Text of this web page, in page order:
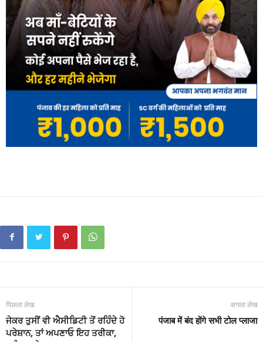
पिछला लेख
ਜੇਕਰ ਤੁਸੀਂ ਵੀ ਐਸੀਡਿਟੀ ਤੋਂ ਰਹਿੰਦੇ ਹੋ
ਪਰੇਸ਼ਾਨ, ਤਾਂ ਅਪਣਾਓ ਇਹ ਤਰੀਕਾ,
अगला लेख
पंजाब में बंद होंगे सभी टोल प्लाजा